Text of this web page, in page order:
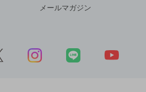
メールマガジン